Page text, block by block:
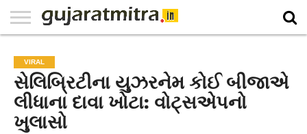
PAPER
NATIONAL
WORLD
BUSINESS
SPORTS
GUJARAT
OPINION
MORE
VIRAL
સેલિબ્રિટીના યુઝરનેમ કોઈ બીજાએ
લીધાના દાવા ખોટા: વોટ્સએપનો
ખુલાસો